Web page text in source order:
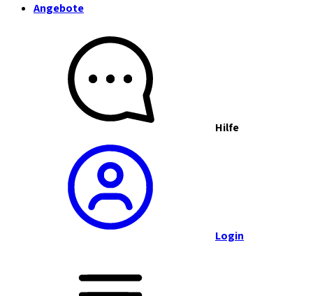
Angebote
Hilfe
Login